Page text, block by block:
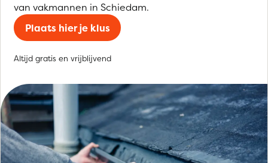
van vakmannen in Schiedam.
Plaats hier je klus
Altijd gratis en vrijblijvend